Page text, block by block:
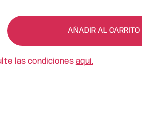
AÑADIR AL CARRITO
las condiciones aquí.